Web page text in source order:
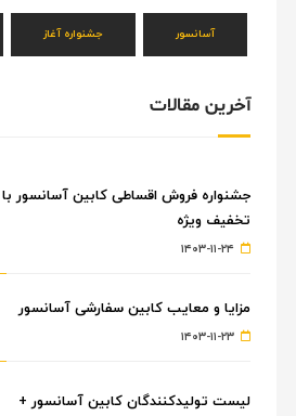
آسانسور جشنواره آغاز
آخرین مقالات
جشنواره فروش اقساطی کابین آسانسور با
تخفیف ویژه
۱۴۰۳-۱۱-۲۴
مزایا و معایب کابین سفارشی آسانسور
۱۴۰۳-۱۱-۲۳
لیست تولیدکنندگان کابین آسانسور +